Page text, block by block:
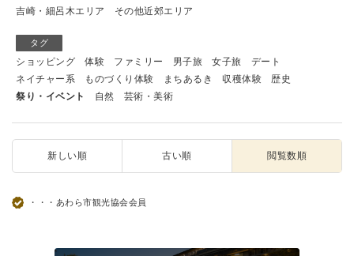
吉崎・細呂木エリア
その他近郊エリア
タグ
ショッピング 体験 ファミリー 男子旅 女子旅
デート
ネイチャー系
ものづくり体験 まちあるき 収穫体験
歴史
祭り・イベント
自然 芸術・美術
新しい順 古い順 閲覧数順
・・・あわら市観光協会会員